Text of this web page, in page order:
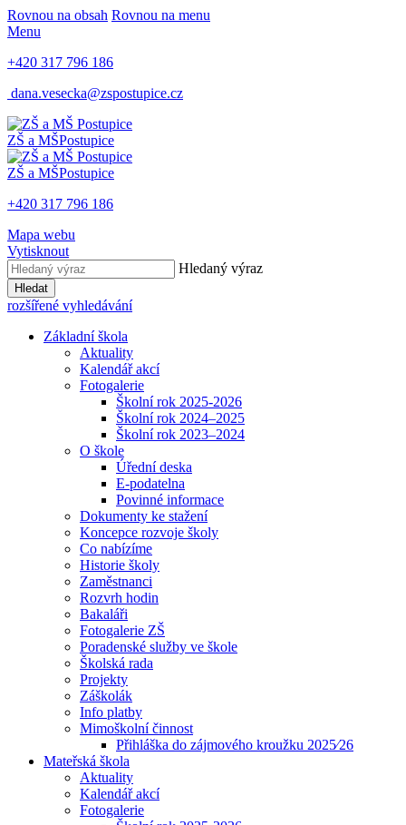
Rovnou na obsah Rovnou na menu
Menu
+420 317 796 186
dana.vesecka@zspostupice.cz
ZŠ a MŠPostupice
ZŠ a MŠPostupice
+420 317 796 186
Mapa webu
Vytisknout
Hledaný výraz
Hledat
rozšířené vyhledávání
Základní škola
Aktuality
Kalendář akcí
Fotogalerie
Školní rok 2025-2026
Školní rok 2024–2025
Školní rok 2023–2024
O škole
Úřední deska
E-podatelna
Povinné informace
Dokumenty ke stažení
Koncepce rozvoje školy
Co nabízíme
Historie školy
Zaměstnanci
Rozvrh hodin
Bakaláři
Fotogalerie ZŠ
Poradenské služby ve škole
Školská rada
Projekty
Záškolák
Info platby
Mimoškolní činnost
Přihláška do zájmového kroužku 2025⁄26
Mateřská škola
Aktuality
Kalendář akcí
Fotogalerie